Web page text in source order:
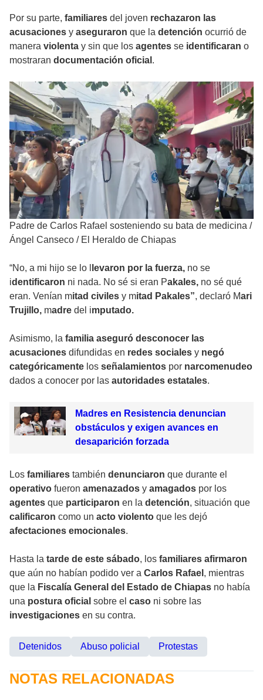
Por su parte, familiares del joven rechazaron las
acusaciones y aseguraron que la detención ocurrió de
manera violenta y sin que los agentes se identificaran o
mostraran documentación oficial .
Padre de Carlos Rafael sosteniendo su bata de medicina /
Ángel Canseco / El Heraldo de Chiapas
“No, a mi hijo se lo l levaron por la fuerza, no se
identificaron ni nada. No sé si eran Pakales, no sé qué
eran. Venían mitad civiles y mitad Pakales”, declaró Mari
Trujillo, madre del imputado.
Asimismo, la familia aseguró desconocer las
acusaciones difundidas en redes sociales y negó
categóricamente los señalamientos por narcomenudeo
dados a conocer por las autoridades estatales.
Madres en Resistencia denuncian
obstáculos y exigen avances en
desaparición forzada
Los familiares también denunciaron que durante el
operativo fueron amenazados y amagados por los
agentes que participaron en la detención, situación que
calificaron como un acto violento que les dejó
afectaciones emocionales.
Hasta la tarde de este sábado, los familiares afirmaron
que aún no habían podido ver a Carlos Rafael , mientras
que la Fiscalía General del Estado de Chiapas no había
una postura oficial sobre el caso ni sobre las
investigaciones en su contra.
Detenidos Abuso policial Protestas
NOTAS RELACIONADAS